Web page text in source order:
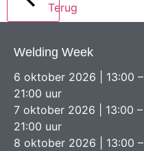
Terug
Welding Week
6 oktober 2026 | 13:00 –
21:00 uur
7 oktober 2026 | 13:00 –
21:00 uur
8 oktober 2026 | 13:00 –